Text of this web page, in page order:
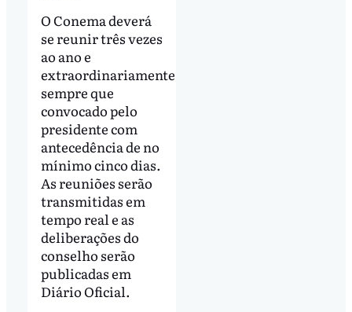
O Conema deverá
se reunir três vezes
ao ano e
extraordinariamente
sempre que
convocado pelo
presidente com
antecedência de no
mínimo cinco dias.
As reuniões serão
transmitidas em
tempo real e as
deliberações do
conselho serão
publicadas em
Diário Oficial.